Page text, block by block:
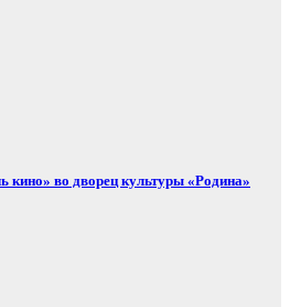
кино» во дворец культуры «Родина»